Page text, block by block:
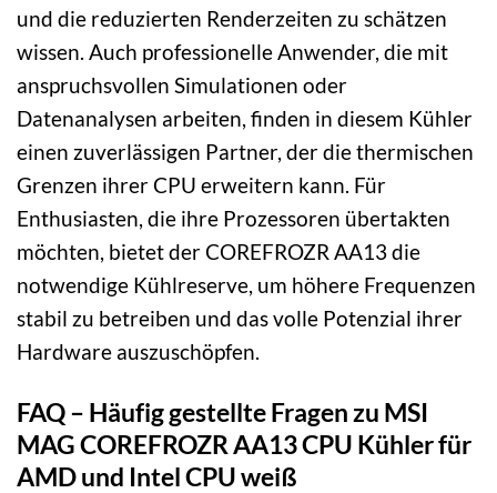
und die reduzierten Renderzeiten zu schätzen
wissen. Auch professionelle Anwender, die mit
anspruchsvollen Simulationen oder
Datenanalysen arbeiten, finden in diesem Kühler
einen zuverlässigen Partner, der die thermischen
Grenzen ihrer CPU erweitern kann. Für
Enthusiasten, die ihre Prozessoren übertakten
möchten, bietet der COREFROZR AA13 die
notwendige Kühlreserve, um höhere Frequenzen
stabil zu betreiben und das volle Potenzial ihrer
Hardware auszuschöpfen.
FAQ – Häufig gestellte Fragen zu MSI
MAG COREFROZR AA13 CPU Kühler für
AMD und Intel CPU weiß